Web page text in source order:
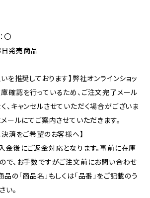
〇
発売商品
いを推奨しております】弊社オンラインショッ
確認を行っているため、ご注文完了メール
、キャンセルさせていただく場合がございま
ールにてご案内させていただきます。
決済をご希望のお客様へ】
金後にご返金対応となります。事前に在庫
で、お手数ですがご注文前にお問い合わせ
の「商品名」もしくは「品番」をご記載のう
い。